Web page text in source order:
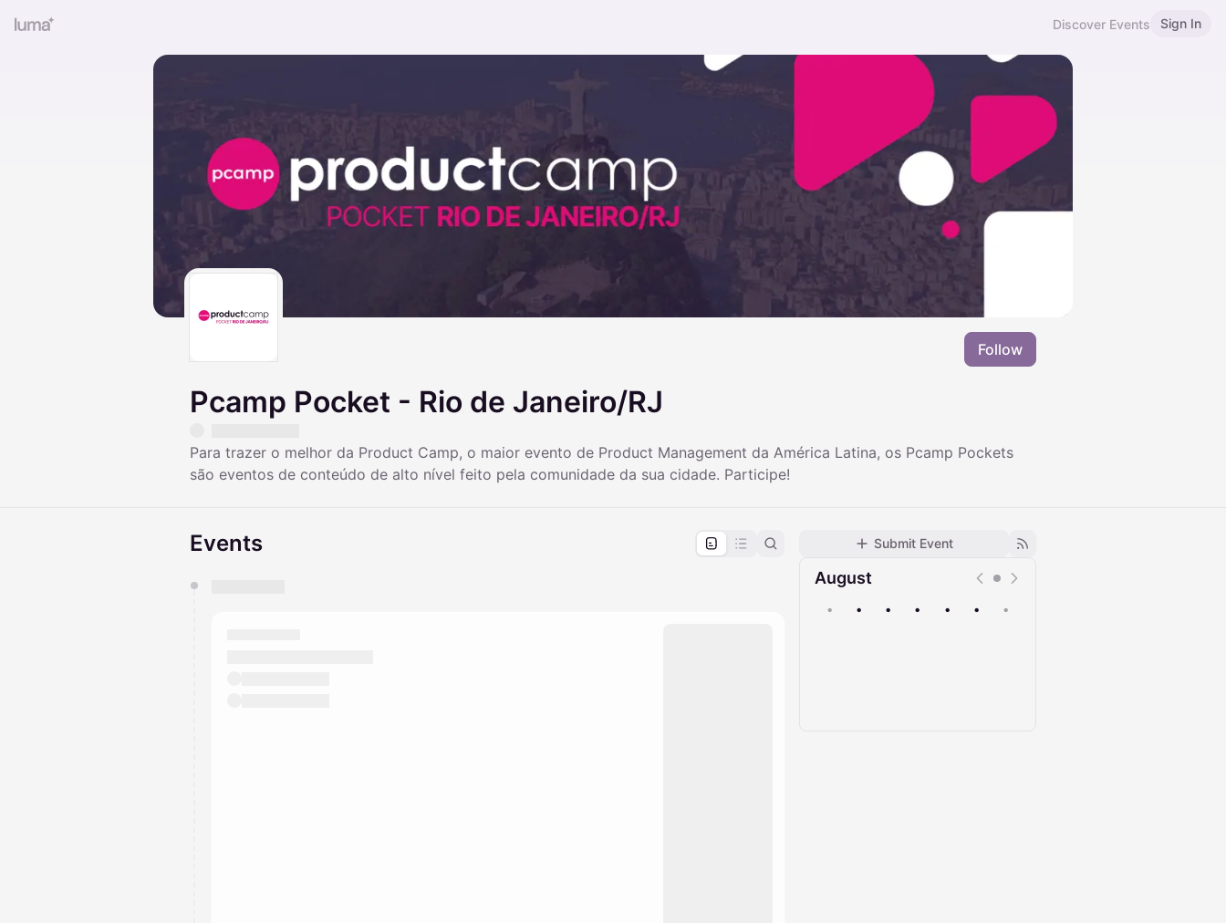
Discover Events Sign In
Follow
Pcamp Pocket - Rio de Janeiro/RJ
Para trazer o melhor da Product Camp, o maior evento de Product Management da América Latina, os Pcamp Pockets
são eventos de conteúdo de alto nível feito pela comunidade da sua cidade. Participe!
Submit Event
August
• • • • • • •
Events